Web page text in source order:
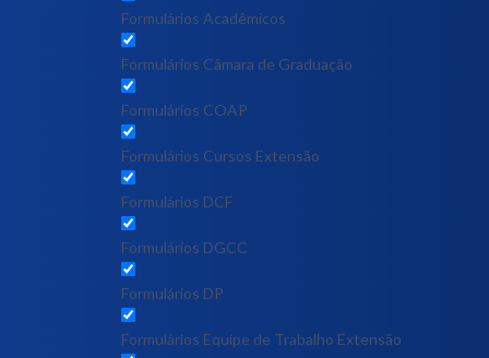
Formulários Acadêmicos
Formulários Câmara de Graduação
Formulários COAP
Formulários Cursos Extensão
Formulários DCF
Formulários DGCC
Formulários DP
Formulários Equipe de Trabalho Extensão